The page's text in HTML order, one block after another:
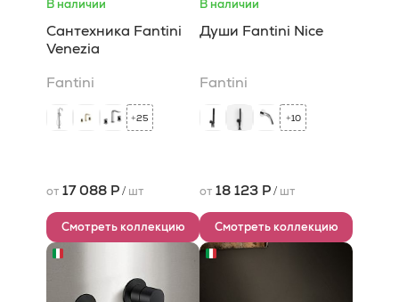
В наличии
Сантехника Fantini
Venezia
Fantini
+25
от 17 088 Р/ шт
Смотреть коллекцию
В наличии
Души Fantini Nice
Fantini
+10
от 18 123 Р/ шт
Смотреть коллекцию